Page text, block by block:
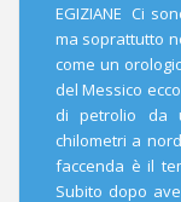
EGIZIANE Ci
ma soprattutto
come un
del Messico
di petrolio da
chilometri a
faccenda è il
Subito dopo